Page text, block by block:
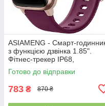
ASIAMENG - Смарт-
з функцією дзвінка 1.85".
Фітнес-трекер IP68,
пульсометр, монітор сну,
крокомір для iOS та Android
Готово до відправки
783 ₴ 870 ₴